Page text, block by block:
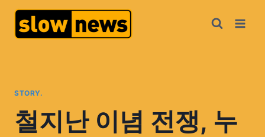
STORY.
철지난 이념 전쟁, 누